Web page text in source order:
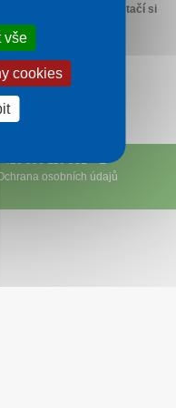
v Luhačovicích, stačí si
596 110 531 – E
osobních údajů
vše
cookies